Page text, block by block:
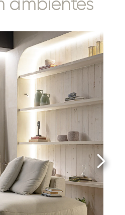
ambientes